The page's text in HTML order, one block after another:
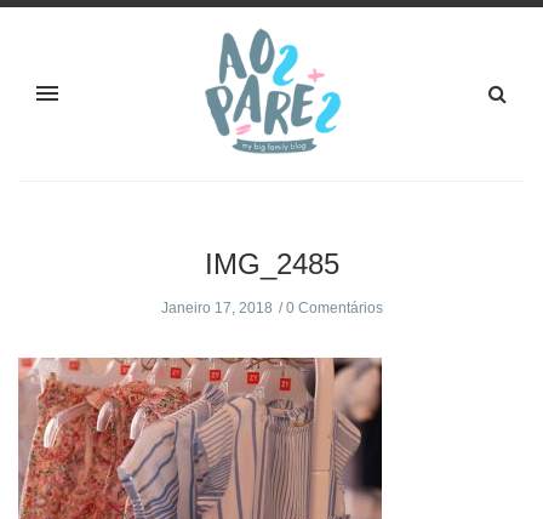
IMG_2485
Janeiro 17, 2018 0 Comentários